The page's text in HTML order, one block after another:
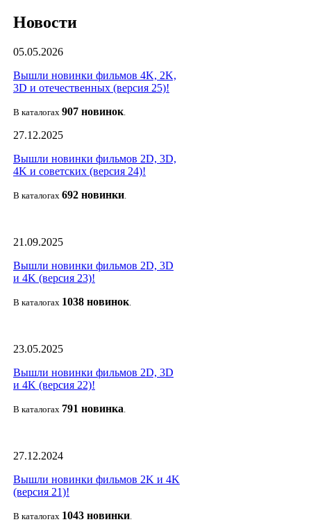
Новости
05.05.2026
Вышли новинки фильмов 4K, 2K,
3D и отечественных (версия 25)!
В каталогах 907 новинок.
27.12.2025
Вышли новинки фильмов 2D, 3D,
4K и советских (версия 24)!
В каталогах 692 новинки.
21.09.2025
Вышли новинки фильмов 2D, 3D
и 4K (версия 23)!
В каталогах 1038 новинок.
23.05.2025
Вышли новинки фильмов 2D, 3D
и 4K (версия 22)!
В каталогах 791 новинка.
27.12.2024
Вышли новинки фильмов 2K и 4K
(версия 21)!
В каталогах 1043 новинки.